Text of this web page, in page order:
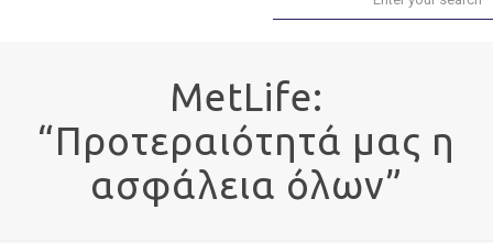
MetLife:
“Προτεραιότητά μας η
ασφάλεια όλων”